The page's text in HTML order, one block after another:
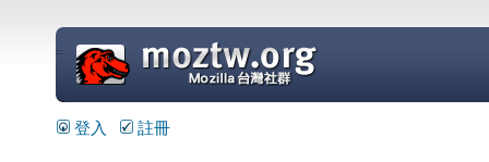
=
登入 註冊